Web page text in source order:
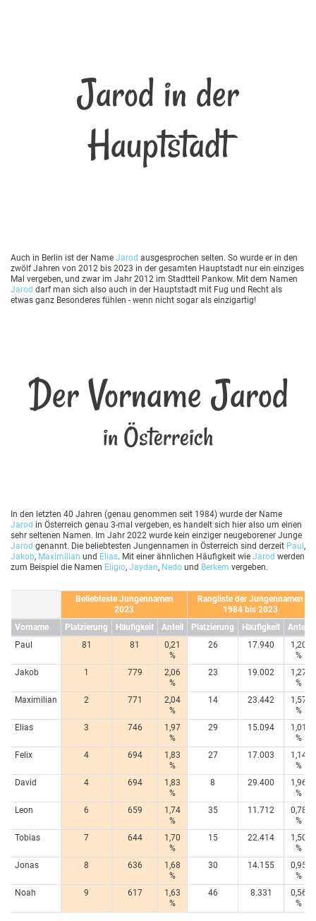
Jarod in der
Hauptstadt
Auch in Berlin ist der Name Jarod ausgesprochen selten. So wurde er in den
zwölf Jahren von 2012 bis 2023 in der gesamten Hauptstadt nur ein einziges
Mal vergeben, und zwar im Jahr 2012 im Stadtteil Pankow. Mit dem Namen
Jarod darf man sich also auch in der Hauptstadt mit Fug und Recht als
etwas ganz Besonderes fühlen - wenn nicht sogar als einzigartig!
Der Vorname Jarod
in Österreich
In den letzten 40 Jahren (genau genommen seit 1984) wurde der Name
Jarod in Österreich genau 3-mal vergeben, es handelt sich hier also um einen
sehr seltenen Namen. Im Jahr 2022 wurde kein einziger neugeborener Junge
Jarod genannt. Die beliebtesten Jungennamen in Österreich sind derzeit Paul ,
Jakob, Maximilian und Elias. Mit einer ähnlichen Häufigkeit wie Jarod werden
zum Beispiel die Namen Eligio, Jaydan, Nedo und Berkem vergeben.
Beliebteste Jungennamen
2023
Rangliste der Jungennamen
1984 bis 2023
Vorname
Platzierung Häufigkeit Anteil Platzierung Häufigkeit
Anteil
Paul
81 81
0,21
%
26 17.940
1,20
%
Jakob
1 779
2,06
%
23 19.002
1,27
%
Maximilian
2 771
2,04
%
14 23.442
1,57
%
Elias
3 746
1,97
%
29 15.094
1,01
%
Felix
4 694
1,83
%
27 17.003
1,14
%
David
4 694
1,83
%
8 29.400
1,96
%
Leon
6 659
1,74
%
35 11.712
0,78
%
Tobias
7 644
1,70
%
15 22.414
1,50
%
Jonas
8 636
1,68
%
30 14.155
0,95
%
Noah
9 617
1,63
%
46 8.331
0,56
%